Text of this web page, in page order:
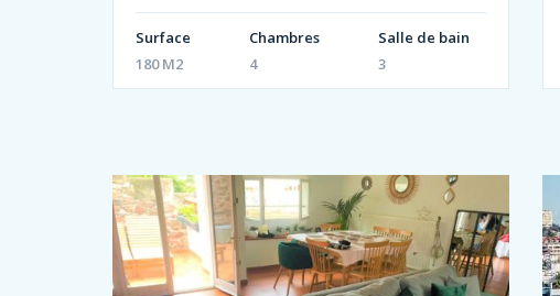
Surface
180 M2
Chambres
4
Salle de bain
3